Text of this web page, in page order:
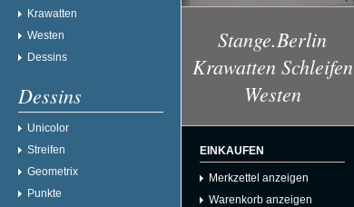
Krawatten
Westen
Dessins
Dessins
Unicolor
Streifen
Geometrix
Punkte
Stange.Berlin
Krawatten Schleifen
Westen
EINKAUFEN
Merkzettel anzeigen
Warenkorb anzeigen